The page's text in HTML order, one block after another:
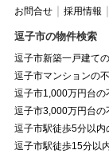
お問合せ
採用情報
逗子市の物件検索
逗子市新築一戸建て
逗子市マンションの
逗子市1,000万円台の
逗子市3,000万円台の
逗子市駅徒歩5分以内
逗子市駅徒歩15分以